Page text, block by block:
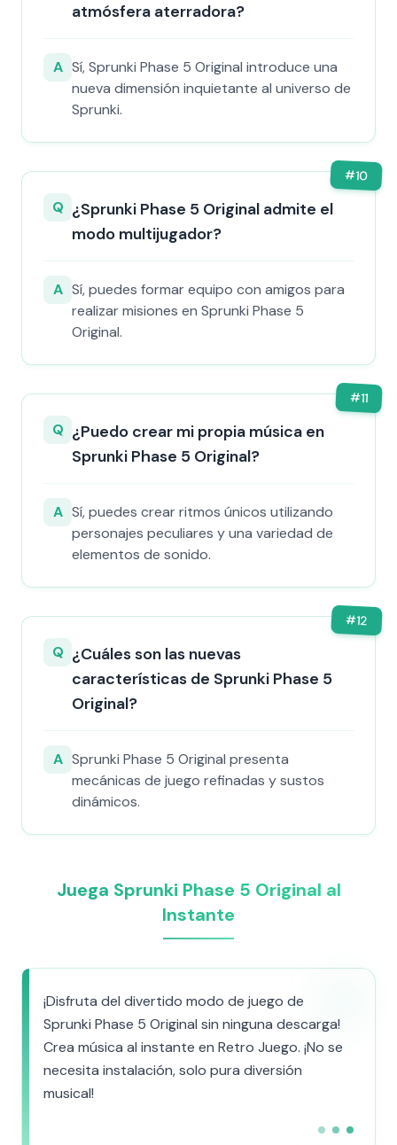
atmósfera aterradora?
A Sí, Sprunki Phase 5 Original introduce una
nueva dimensión inquietante al universo de
Sprunki.
#10
Q ¿Sprunki Phase 5 Original admite el
modo multijugador?
A Sí, puedes formar equipo con amigos para
realizar misiones en Sprunki Phase 5
Original.
#11
Q ¿Puedo crear mi propia música en
Sprunki Phase 5 Original?
A Sí, puedes crear ritmos únicos utilizando
personajes peculiares y una variedad de
elementos de sonido.
#12
Q ¿Cuáles son las nuevas
características de Sprunki Phase 5
Original?
A Sprunki Phase 5 Original presenta
mecánicas de juego refinadas y sustos
dinámicos.
Juega Sprunki Phase 5 Original al
Instante
¡Disfruta del divertido modo de juego de
Sprunki Phase 5 Original sin ninguna descarga!
Crea música al instante en Retro Juego. ¡No se
necesita instalación, solo pura diversión
musical!